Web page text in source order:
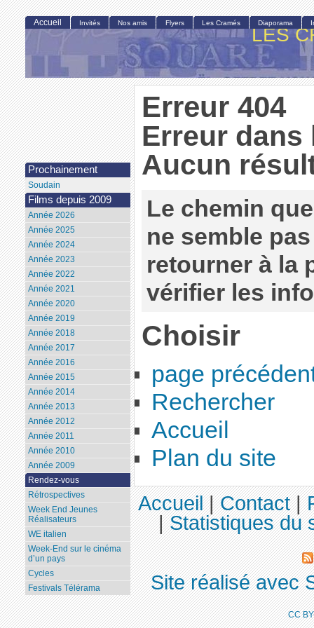
LES
Erreur 404
Erreur dans
Aucun
Le chemin
ne semble
retourner à la
vérifier les
Choisir
page
Rechercher
Accueil
Plan du site
Accueil Invités Nos amis Flyers Les Cramés Diaporama
Prochainement
Soudain
Films depuis 2009
Année 2026
Année 2025
Année 2024
Année 2023
Année 2022
Année 2021
Année 2020
Année 2019
Année 2018
Année 2017
Année 2016
Année 2015
Année 2014
Année 2013
Année 2012
Année 2011
Année 2010
Année 2009
Rendez-vous
Rétrospectives
Week End Jeunes
Réalisateurs
WE italien
Week-End sur le cinéma
d’un pays
Cycles
Festivals Télérama
Accueil|Contact|
|Statistiques du
Site réalisé avec
CC